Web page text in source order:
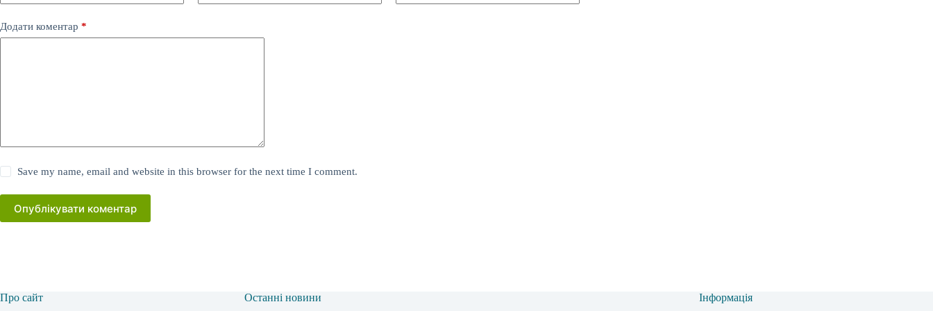
Додати коментар *
Save my name, email and website in this browser for the next time I comment.
Опублікувати коментар
Про сайт Останні новини Інформація